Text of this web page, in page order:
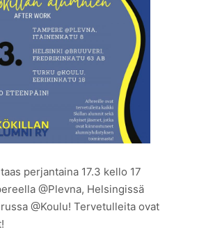
perjantaina 17.3 kello 17
@Plevna, Helsingissä
@Koulu! Tervetulleita ovat